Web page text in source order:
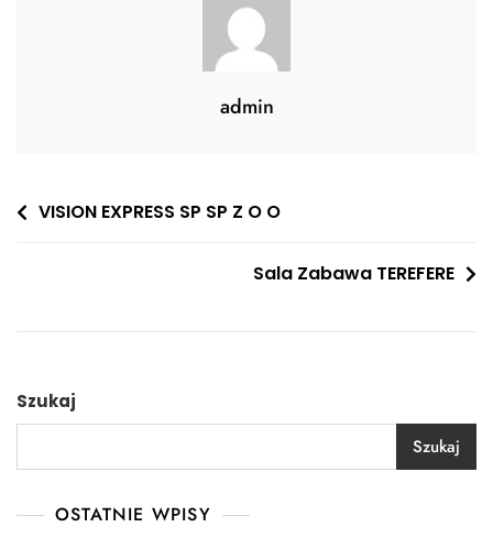
admin
Nawigacja
VISION EXPRESS SP SP Z O O
Sala Zabawa TEREFERE
Szukaj
Szukaj
OSTATNIE WPISY